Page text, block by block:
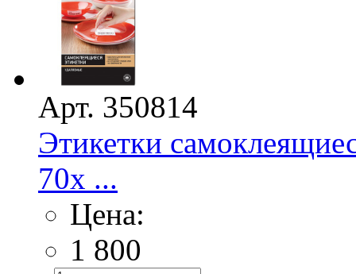
Арт. 350814
Этикетки
70х ...
Цена:
1 800